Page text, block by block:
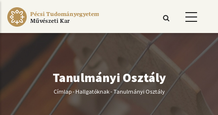
Ugrás
Pécsi Tudományegyetem
Művészeti Kar
Tanulmányi Osztály
Morzsa
Címlap-Hallgatóknak-Tanulmányi Osztály